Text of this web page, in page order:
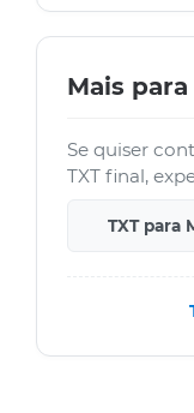
Mais para
Se quiser
TXT final,
TXT para